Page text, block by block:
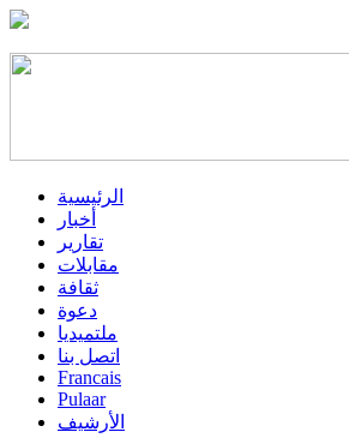
الرئيسية
أخبار
تقارير
مقابلات
ثقافة
دعوة
ملتميديا
اتصل بنا
Francais
Pulaar
الأرشيف